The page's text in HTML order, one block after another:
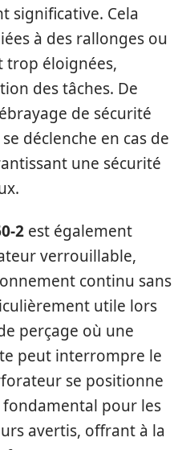
significative. Cela
à des rallonges ou
trop éloignées,
des tâches. De
de sécurité
se déclenche en cas de
une sécurité
2 est également
verrouillable,
continu sans
utile lors
perçage où une
peut interrompre le
se positionne
pour les
avertis, offrant à la